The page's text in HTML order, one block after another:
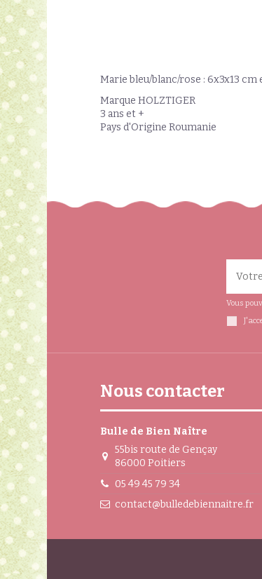
Marie bleu/blanc/rose : 6x3x13 cm
Marque HOLZTIGER
3 ans et +
Pays d'Origine Roumanie
Vous
Nous contacter
Bulle de Bien Naître
55bis route de Gençay
86000 Poitiers
05 49 45 79 34
contact@bulledebiennaitre.fr